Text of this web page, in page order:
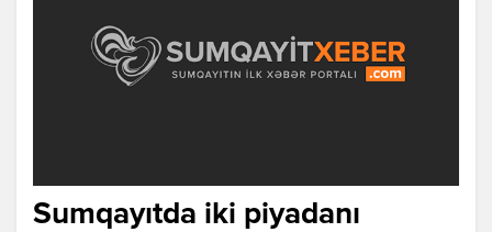
Sumqayıtda iki piyadanı